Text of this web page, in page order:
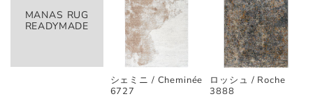
MANAS RUG
READYMADE
シェミニ / Cheminée
6727
ロッシュ / Roche
3888